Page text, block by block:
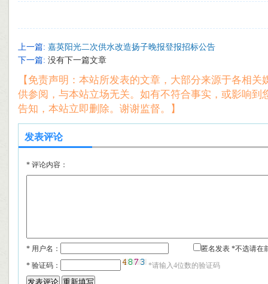
上一篇: 嘉英阳光二次供水改造扬子晚报登报招标公告
下一篇: 没有下一篇文章
【免责声明：本站所发表的文章，大部分来源于各相关
供参阅，与本站立场无关。如有不符合事实，或影响到
告知，本站立即删除。谢谢监督。】
发表评论
* 评论内容：
* 用户名：
匿名发表 *不选请在
* 验证码： *请输入4位数的验证码